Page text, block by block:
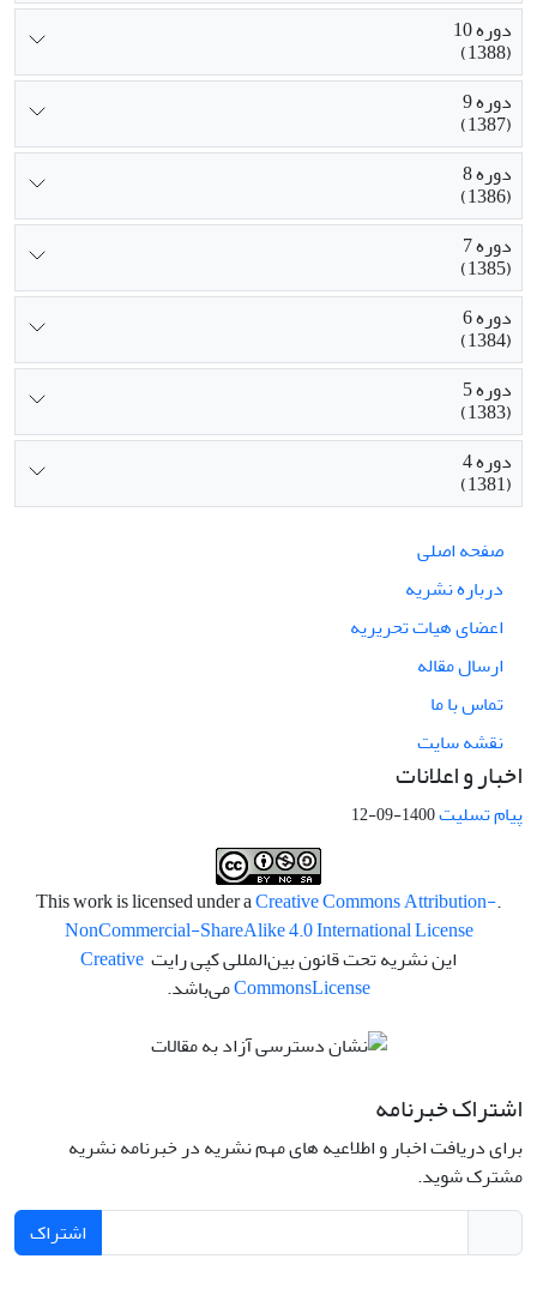
دوره 10
(1388)
دوره 9
(1387)
دوره 8
(1386)
دوره 7
(1385)
دوره 6
(1384)
دوره 5
(1383)
دوره 4
(1381)
صفحه اصلی
درباره نشریه
اعضای هیات تحریریه
ارسال مقاله
تماس با ما
نقشه سایت
اخبار و اعلانات
پیام تسلیت1400-09-12
.This work is licensed under a
Creative Commons Attribution-
NonCommercial-ShareAlike 4.0 International License
این نشریه تحت قانون بین‌المللی کپی رایت Creative
CommonsLicense می‌باشد.
اشتراک خبرنامه
برای دریافت اخبار و اطلاعیه های مهم نشریه در خبرنامه نشریه
مشترک شوید.
اشتراک